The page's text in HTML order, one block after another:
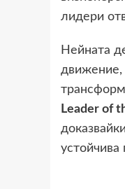
лидери
Нейната
движение,
Leader of
устойчива